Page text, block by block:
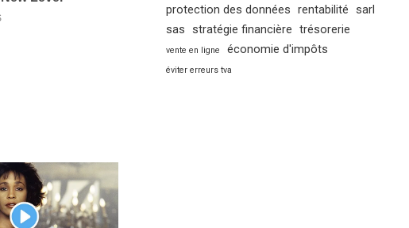
protection des données rentabilité
sarl
sas
stratégie financière trésorerie
vente en ligne économie d'impôts
éviter erreurs tva